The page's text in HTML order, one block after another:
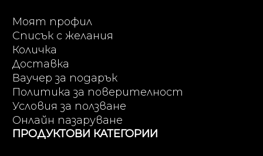
Моят профил
Списък с желания
Количка
Доставка
Ваучер за подарък
Политика за поверителност
Условия за ползване
Онлайн пазаруване
ПРОДУКТОВИ КАТЕГОРИИ